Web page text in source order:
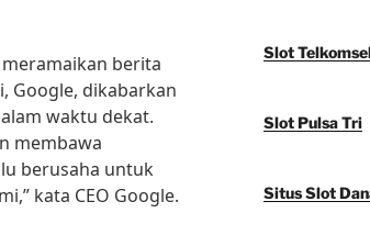
berita
Google, dikabarkan
waktu dekat.
membawa
berusaha untuk
kata CEO Google.
Slot
Slot Pulsa Tri
Situs Slot